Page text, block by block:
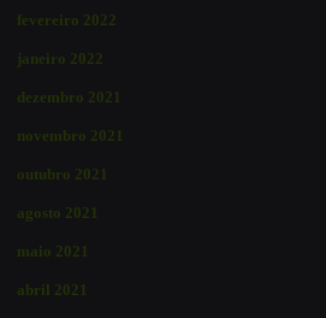
fevereiro 2022
janeiro 2022
dezembro 2021
novembro 2021
outubro 2021
agosto 2021
maio 2021
abril 2021